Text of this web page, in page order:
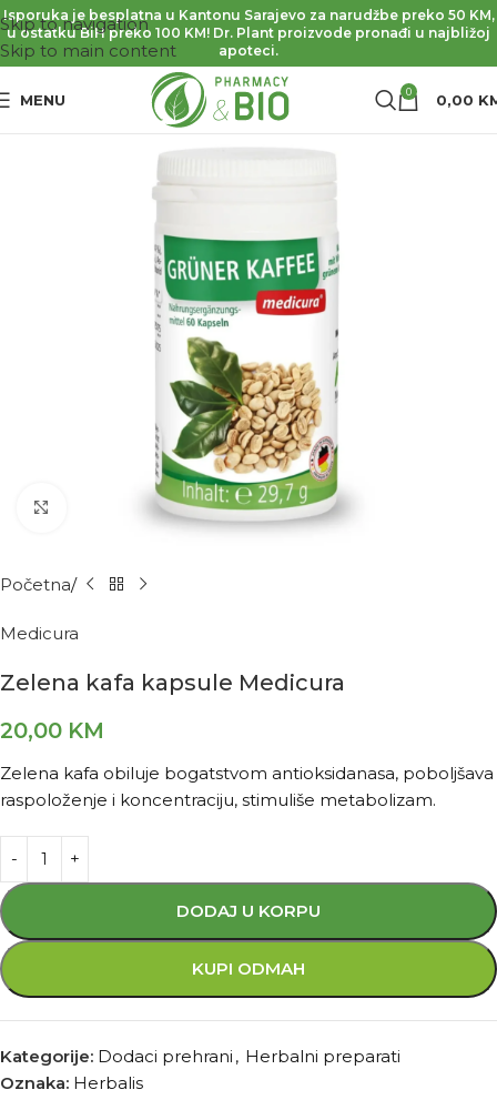
Skip to navigation
Skip to main content
Isporuka je besplatna u Kantonu Sarajevo za narudžbe preko 50 KM,
u ostatku BiH preko 100 KM! Dr. Plant proizvode pronađi u najbližoj
apoteci.
MENU 0 0,00
Kliknite za povećanje
Početna
Medicura
Zelena kafa kapsule Medicura
20,00 KM
Zelena kafa obiluje bogatstvom antioksidanasa, poboljšava
raspoloženje i koncentraciju, stimuliše metabolizam.
DODAJ U KORPU
KUPI ODMAH
Kategorije: Dodaci prehrani , Herbalni preparati
Oznaka: Herbalis